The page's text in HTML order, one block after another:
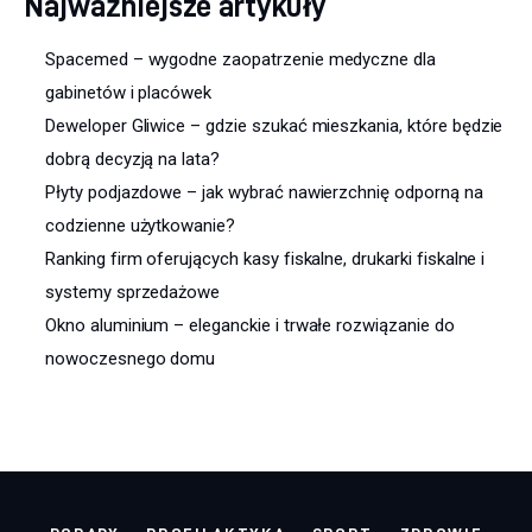
Spacemed – wygodne zaopatrzenie medyczne dla
gabinetów i placówek
Deweloper Gliwice – gdzie szukać mieszkania, które będzie
dobrą decyzją na lata?
Płyty podjazdowe – jak wybrać nawierzchnię odporną na
codzienne użytkowanie?
Ranking firm oferujących kasy fiskalne, drukarki fiskalne i
systemy sprzedażowe
Okno aluminium – eleganckie i trwałe rozwiązanie do
nowoczesnego domu